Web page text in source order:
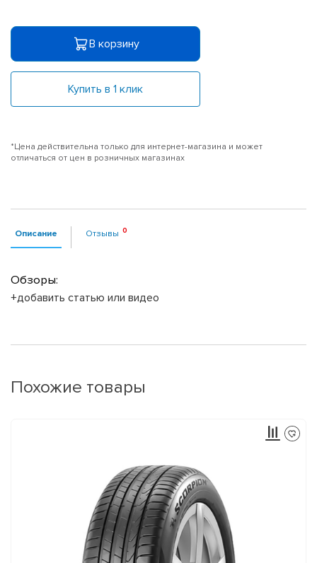
В корзину
Купить в 1 клик
*Цена действительна только для интернет-магазина и может
отличаться от цен в розничных магазинах
Описание Отзывы
Обзоры:
+добавить статью или видео
Похожие товары